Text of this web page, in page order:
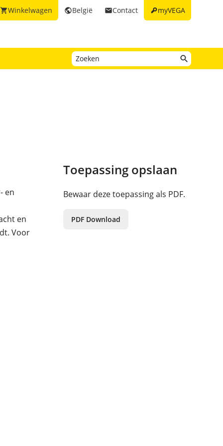
keymyVEGA
emailContact
publicBelgië
shopping_cartWinkelwagen
en
en
Voor
Toepassing opslaan
Bewaar deze toepassing als PDF.
PDF Download